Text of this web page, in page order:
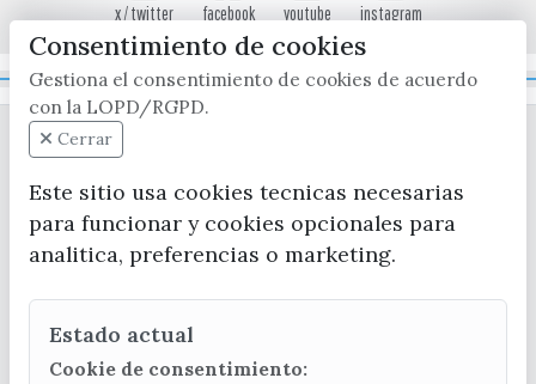
x / twitter facebook youtube instagram
Mapa Web
(+34) 952 541 104
turismo@velezmalaga.es
Consentimiento de cookies
Gestiona el consentimiento de cookies de acuerdo
con la LOPD/RGPD.
Cerrar
Este sitio usa cookies tecnicas necesarias
para funcionar y cookies opcionales para
analitica, preferencias o marketing.
Estado actual
Cookie de consentimiento: